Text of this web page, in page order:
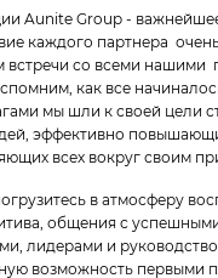
Aunite Group -
каждого партнера
встречи со всеми нашими
как все
мы шли к своей цели
эффективно
всех вокруг своим
в атмосферу
общения с
лидерами и
возможность первыми